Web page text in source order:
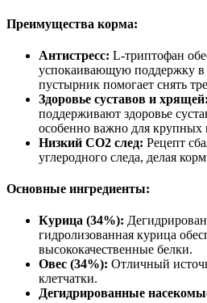
Преимущества корма:
Антистресс: L-триптофан
успокаивающую поддержку в
пустырник помогает снять
Здоровье суставов и хрящей:
поддерживают здоровье
особенно важно для крупных
Низкий CO2 след: Рецепт
углеродного следа, делая
Основные ингредиенты:
Курица (34%):
гидролизованная курица
высококачественные белки.
Овес (34%): Отличный
клетчатки.
Дегидрированные